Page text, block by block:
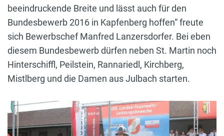
beeindruckende Breite und lässt auch für den
Bundesbewerb 2016 in Kapfenberg hoffen“ freute
sich Bewerbschef Manfred Lanzersdorfer. Bei eben
diesem Bundesbewerb dürfen neben St. Martin noch
Hinterschiffl, Peilstein, Rannariedl, Kirchberg,
Mistlberg und die Damen aus Julbach starten.